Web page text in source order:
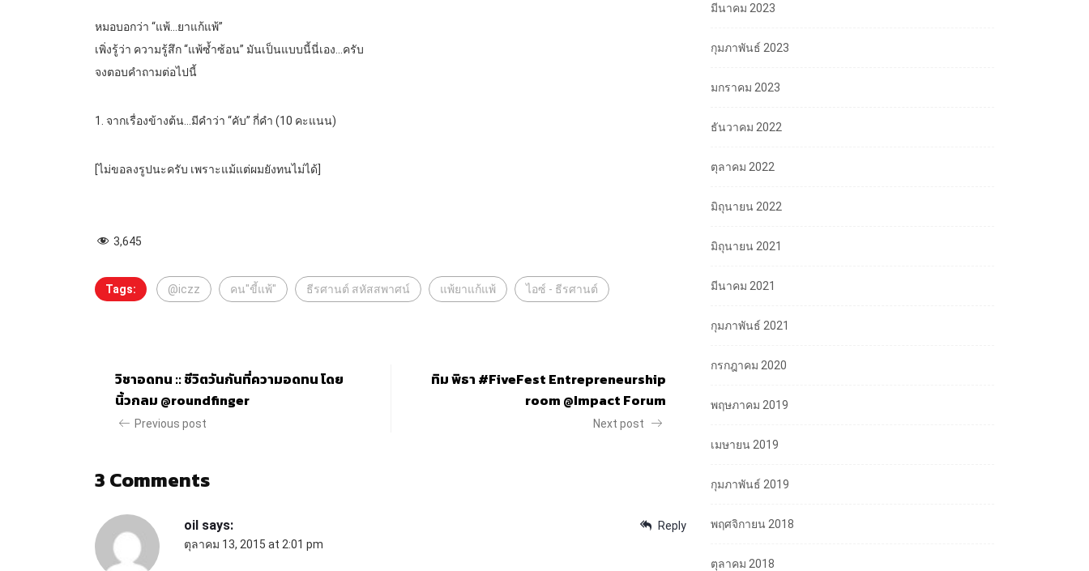
หมอบอกว่า “แพ้…ยาแก้แพ้”
เพิ่งรู้ว่า ความรู้สึก “แพ้ซ้ำซ้อน” มันเป็นแบบนี้นี่เอง…ครับ
จงตอบคำถามต่อไปนี้
1. จากเรื่องข้างต้น…มีคำว่า “คับ” กี่คำ (10 คะแนน)
[ไม่ขอลงรูปนะครับ เพราะแม้แต่ผมยังทนไม่ได้]
3,645
Tags: @iczz คน"ขี้แพ้" ธีรศานต์ สหัสสพาศน์ แพ้ยาแก้แพ้ ไอซ์ - ธีรศานต์
วิชาอดทน :: ชีวิตวันกันที่ความอดทน โดย
นิ้วกลม @roundfinger
Previous post
ทิม พิธา #FiveFest Entrepreneurship
room @Impact Forum
Next post
3 Comments
Reply
oil says:
ตุลาคม 13, 2015 at 2:01 pm
มีนาคม 2023
กุมภาพันธ์ 2023
มกราคม 2023
ธันวาคม 2022
ตุลาคม 2022
มิถุนายน 2022
มิถุนายน 2021
มีนาคม 2021
กุมภาพันธ์ 2021
กรกฎาคม 2020
พฤษภาคม 2019
เมษายน 2019
กุมภาพันธ์ 2019
พฤศจิกายน 2018
ตุลาคม 2018